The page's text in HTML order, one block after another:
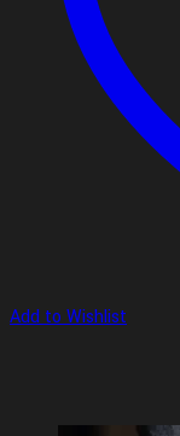
Add to Wishlist